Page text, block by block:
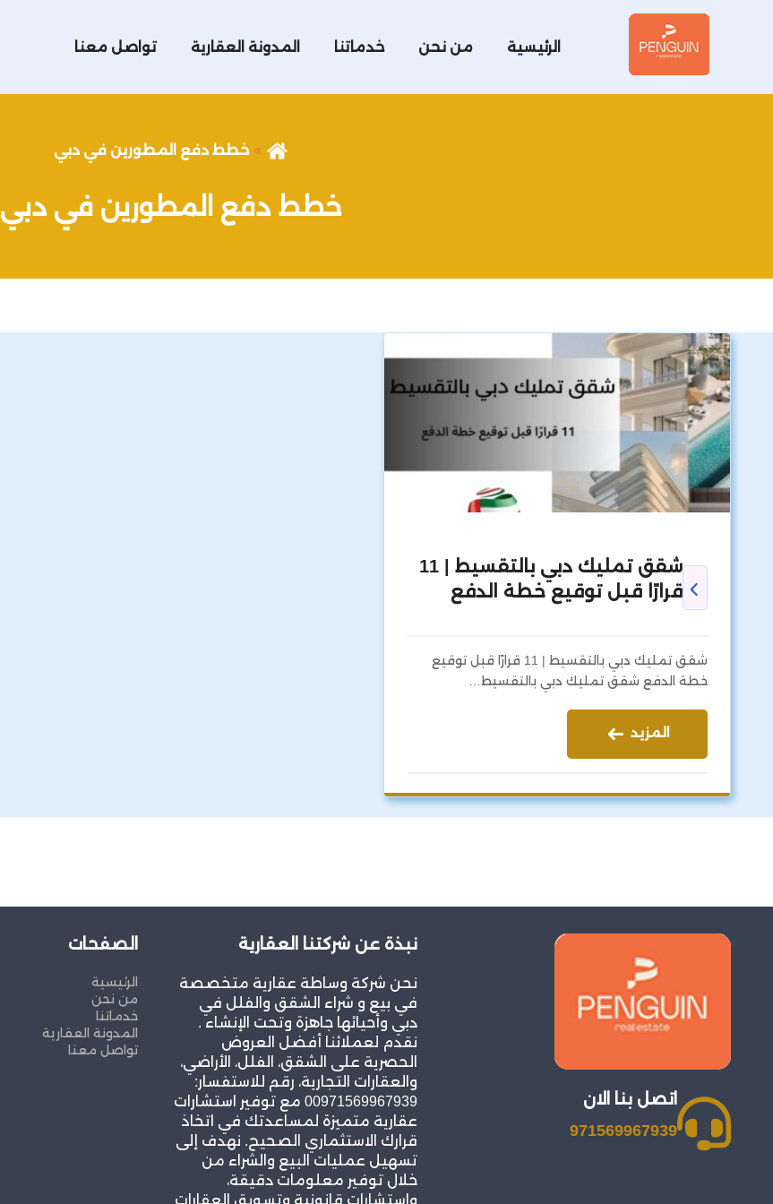
الرئيسية من نحن خدماتنا المدونة العقارية تواصل معنا
خطط دفع المطورين في دبي
خطط دفع المطورين في دبي
شقق تمليك دبي بالتقسيط | 11
قرارًا قبل توقيع خطة الدفع
شقق تمليك دبي بالتقسيط | 11 قرارًا قبل توقيع
خطة الدفع شقق تمليك دبي بالتقسيط…
المزيد
اتصل بنا الان
971569967939
نبذة عن شركتنا العقارية
نحن شركة وساطة عقارية متخصصة
في بيع و شراء الشقق والفلل في
دبي وأحيائها جاهزة وتحت الإنشاء .
نقدم لعملائنا أفضل العروض
الحصرية على الشقق، الفلل، الأراضي،
والعقارات التجارية، رقم للاستفسار:
00971569967939 مع توفير استشارات
عقارية متميزة لمساعدتك في اتخاذ
قرارك الاستثماري الصحيح. نهدف إلى
تسهيل عمليات البيع والشراء من
خلال توفير معلومات دقيقة،
واستشارات قانونية وتسويق العقارات
الصفحات
الرئيسية
من نحن
خدماتنا
المدونة العقارية
تواصل معنا